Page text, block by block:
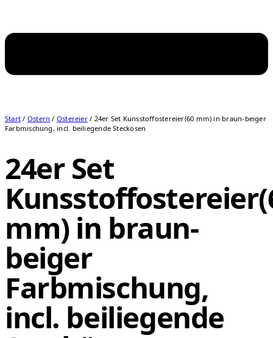
Start / Ostern / Ostereier/ 24er Set Kunsstoffostereier(60 mm) in braun-beiger
Farbmischung, incl. beiliegende Steckösen
24er Set
mm) in braun-
beiger
Farbmischung,
incl. beiliegende